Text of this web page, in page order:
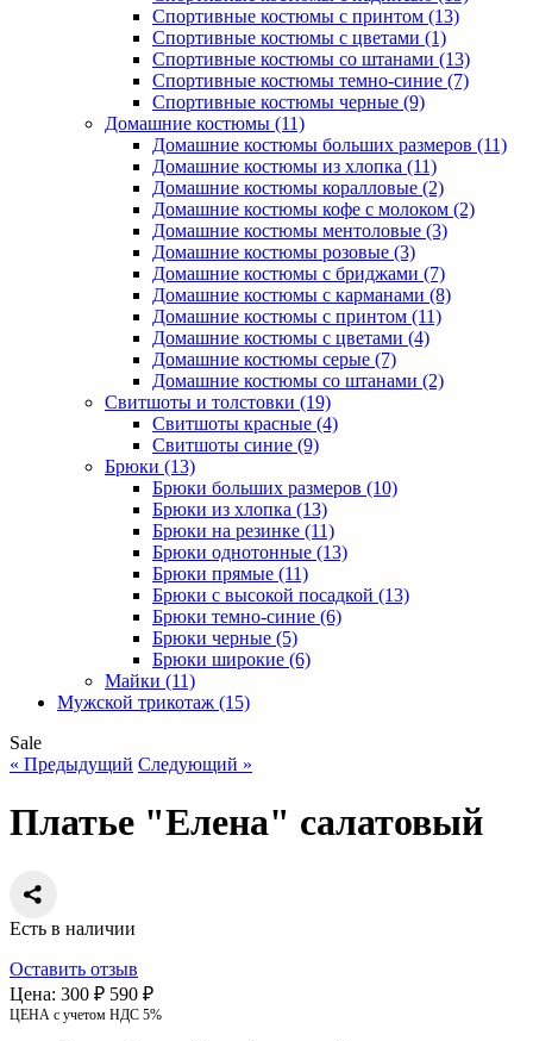
Спортивные костюмы с принтом (13)
Спортивные костюмы с цветами (1)
Спортивные костюмы со штанами (13)
Спортивные костюмы темно-синие (7)
Спортивные костюмы черные (9)
Домашние костюмы (11)
Домашние костюмы больших размеров (11)
Домашние костюмы из хлопка (11)
Домашние костюмы коралловые (2)
Домашние костюмы кофе с молоком (2)
Домашние костюмы ментоловые (3)
Домашние костюмы розовые (3)
Домашние костюмы с бриджами (7)
Домашние костюмы с карманами (8)
Домашние костюмы с принтом (11)
Домашние костюмы с цветами (4)
Домашние костюмы серые (7)
Домашние костюмы со штанами (2)
Свитшоты и толстовки (19)
Свитшоты красные (4)
Свитшоты синие (9)
Брюки (13)
Брюки больших размеров (10)
Брюки из хлопка (13)
Брюки на резинке (11)
Брюки однотонные (13)
Брюки прямые (11)
Брюки с высокой посадкой (13)
Брюки темно-синие (6)
Брюки черные (5)
Брюки широкие (6)
Майки (11)
Мужской трикотаж (15)
Sale
« Предыдущий Следующий »
Платье "Елена" салатовый
Есть в наличии
Оставить отзыв
Цена: 300 ₽ 590 ₽
ЦЕНА с учетом НДС 5%